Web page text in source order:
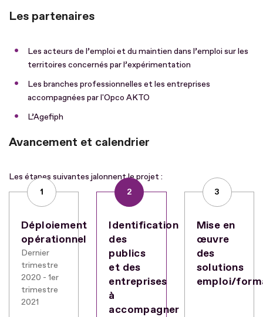
Les partenaires
Les acteurs de l’emploi et du maintien dans l’emploi sur les
territoires concernés par l’expérimentation
Les branches professionnelles et les entreprises
accompagnées par l'Opco AKTO
L’Agefiph
Avancement et calendrier
Les étapes suivantes jalonnent le projet :
1
Déploiement
opérationnel
Dernier
trimestre
2020 - 1er
trimestre
2021
2
Identification
des
publics
et des
entreprises
à
accompagner
3
Mise en
œuvre
des
solutions
emploi/